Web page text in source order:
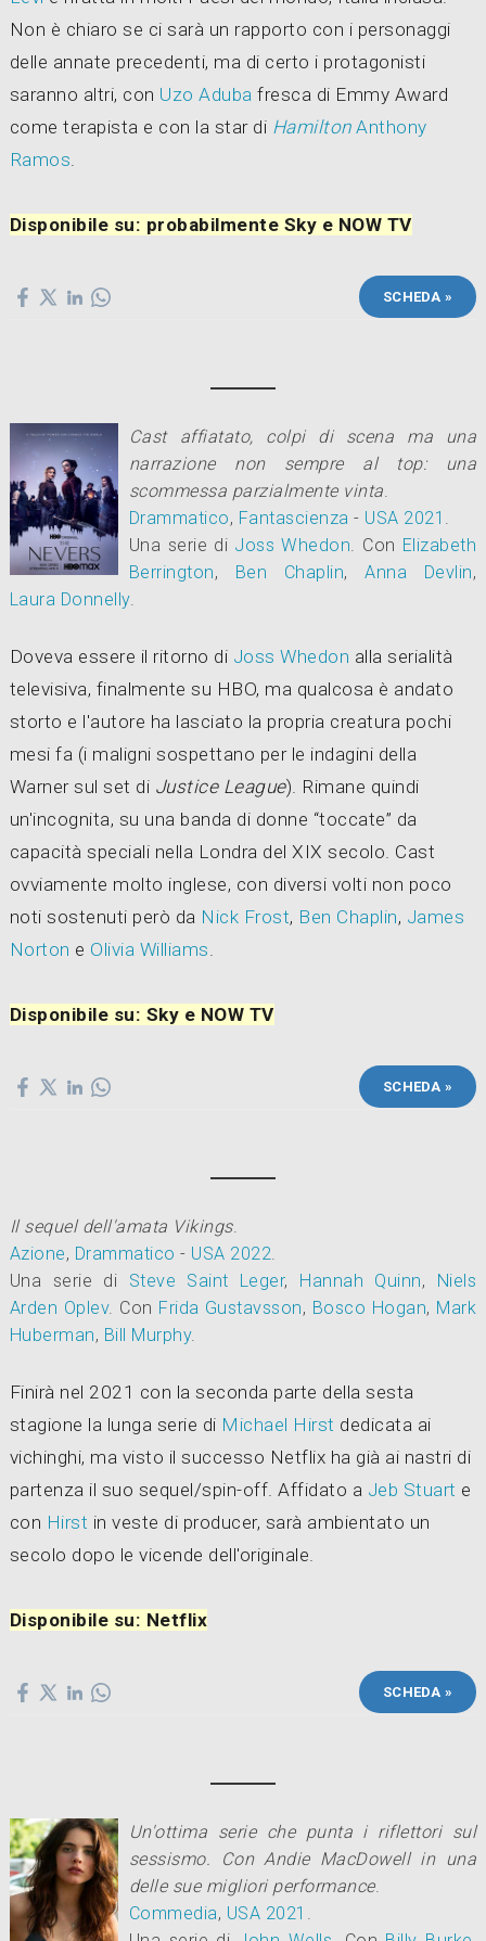
Non è chiaro se ci sarà un rapporto con i personaggi
delle annate precedenti, ma di certo i protagonisti
saranno altri, con Uzo Aduba fresca di Emmy Award
come terapista e con la star di Hamilton Anthony
Ramos
Disponibile su: probabilmente Sky e NOW TV
SCHEDA »
Cast affiatato, colpi di scena ma una
narrazione non sempre al top: una
scommessa parzialmente vinta
Drammatico, Fantascienza - USA 2021
Una serie di Joss Whedon Con Elizabeth
Berrington, Ben Chaplin,Anna Devlin,
Laura Donnelly.
Doveva essere il ritorno di Joss Whedon alla serialità
televisiva, finalmente su HBO, ma qualcosa è andato
storto e l'autore ha lasciato la propria creatura pochi
mesi fa (i maligni sospettano per le indagini della
Warner sul set di Justice League). Rimane quindi
un'incognita, su una banda di donne “toccate” da
capacità speciali nella Londra del XIX secolo. Cast
ovviamente molto inglese, con diversi volti non poco
noti sostenuti però da Nick Frost, Ben Chaplin, James
Norton e Olivia Williams
Disponibile su: Sky e NOW TV
SCHEDA »
Il sequel dell'amata Vikings.
Azione, Drammatico - USA 2022
Una serie di Steve Saint Leger, Hannah Quinn, Niels
Arden Oplev. Con Frida Gustavsson, Bosco Hogan, Mark
Huberman, Bill Murphy.
Finirà nel 2021 con la seconda parte della sesta
stagione la lunga serie di Michael Hirst dedicata ai
vichinghi, ma visto il successo Netflix ha già ai nastri di
partenza il suo sequel/spin-off. Affidato a Jeb Stuart e
con Hirst in veste di producer, sarà ambientato un
secolo dopo le vicende dell'originale.
Disponibile su: Netflix
SCHEDA »
Un'ottima serie che punta i riflettori sul
sessismo. Con Andie MacDowell in una
delle sue migliori performance.
Commedia, USA 2021